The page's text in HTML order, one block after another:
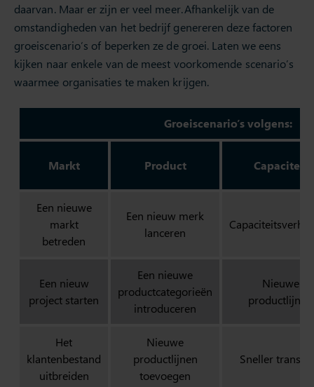
daarvan. Maar er zijn er veel meer. Afhankelijk van de
omstandigheden van het bedrijf genereren deze factoren
groeiscenario’s of beperken ze de groei. Laten we eens
kijken naar enkele van de meest voorkomende scenario’s
waarmee organisaties te maken krijgen.
Groeiscenario’s volgens:
Markt Product Capaciteit
Een nieuwe
markt
betreden
Een nieuw merk
lanceren
Een nieuw
project starten
Een nieuwe
productcategorieën
introduceren
Nieuwe
productlijnen
Het
klantenbestand
uitbreiden
Nieuwe
productlijnen
toevoegen
Sneller